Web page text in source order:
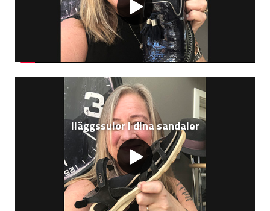
Iläggssulor i dina sandaler